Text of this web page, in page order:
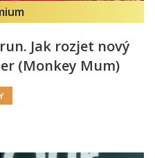
Jak rozjet nový
(Monkey Mum)